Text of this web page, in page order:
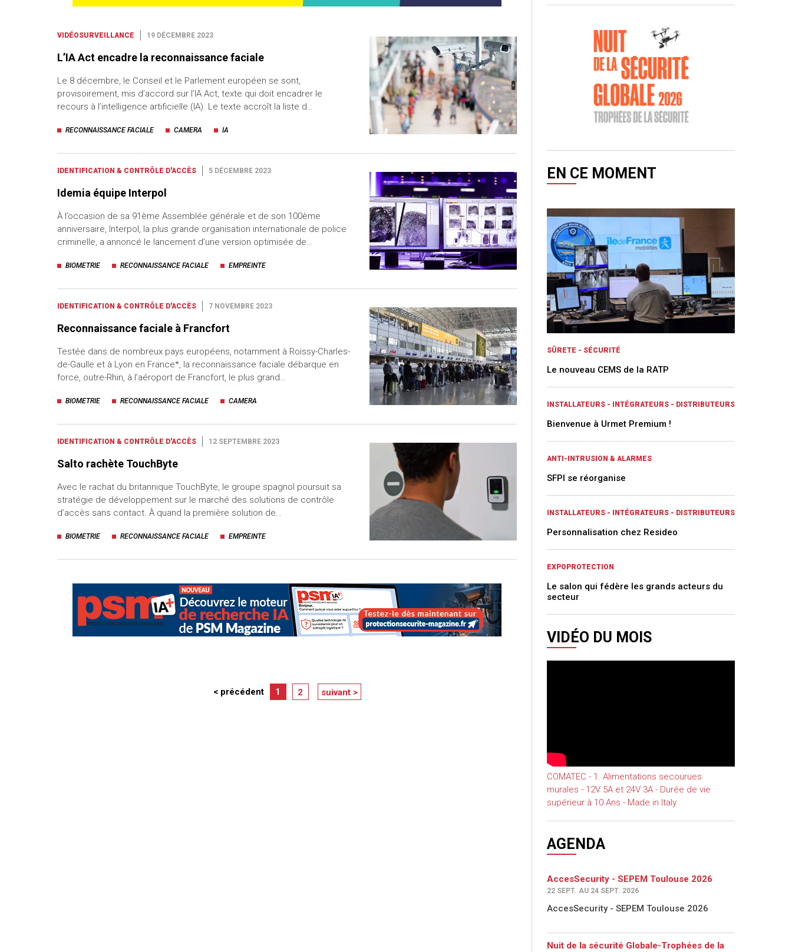
VIDÉOSURVEILLANCE 19 DÉCEMBRE 2023
L’IA Act encadre la reconnaissance faciale
Le 8 décembre, le Conseil et le Parlement européen se sont,
provisoirement, mis d’accord sur l’IA Act, texte qui doit encadrer le
recours à l’intelligence artificielle (IA). Le texte accroît la liste d…
RECONNAISSANCE FACIALE CAMERA IA
IDENTIFICATION & CONTRÔLE D'ACCÈS 5 DÉCEMBRE 2023
Idemia équipe Interpol
À l’occasion de sa 91ème Assemblée générale et de son 100ème
anniversaire, Interpol, la plus grande organisation internationale de police
criminelle, a annoncé le lancement d’une version optimisée de…
BIOMETRIE RECONNAISSANCE FACIALE EMPREINTE
IDENTIFICATION & CONTRÔLE D'ACCÈS 7 NOVEMBRE 2023
Reconnaissance faciale à Francfort
Testée dans de nombreux pays européens, notamment à Roissy-Charles-
de-Gaulle et à Lyon en France*, la reconnaissance faciale débarque en
force, outre-Rhin, à l’aéroport de Francfort, le plus grand…
BIOMETRIE RECONNAISSANCE FACIALE CAMERA
IDENTIFICATION & CONTRÔLE D'ACCÈS 12 SEPTEMBRE 2023
Salto rachète TouchByte
Avec le rachat du britannique TouchByte, le groupe spagnol poursuit sa
stratégie de développement sur le marché des solutions de contrôle
d’accès sans contact. À quand la première solution de…
BIOMETRIE RECONNAISSANCE FACIALE EMPREINTE
< précédent 1 2 suivant >
EN CE MOMENT
SÛRETE - SÉCURITÉ
Le nouveau CEMS de la RATP
INSTALLATEURS - INTÉGRATEURS - DISTRIBUTEURS
Bienvenue à Urmet Premium !
ANTI-INTRUSION & ALARMES
SFPI se réorganise
INSTALLATEURS - INTÉGRATEURS - DISTRIBUTEURS
Personnalisation chez Resideo
EXPOPROTECTION
Le salon qui fédère les grands acteurs du
secteur
VIDÉO DU MOIS
COMATEC - 1. Alimentations secourues
murales - 12V 5A et 24V 3A - Durée de vie
supérieur à 10 Ans - Made in Italy
AGENDA
AccesSecurity - SEPEM Toulouse 2026
22 SEPT. AU 24 SEPT. 2026
AccesSecurity - SEPEM Toulouse 2026
Nuit de la sécurité Globale-Trophées de la